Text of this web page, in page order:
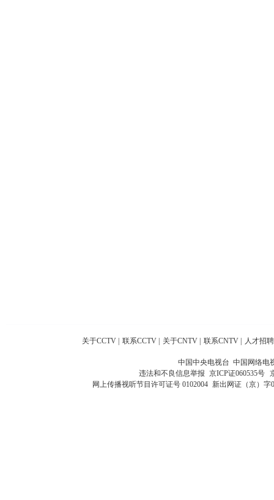
关于CCTV 联系CCTV 关于CNTV 联系CNTV 人才招聘
中国中央电视台 中国网络电
违法和不良信息举报 京ICP证060535号
网上传播视听节目许可证号 0102004 新出网证（京）